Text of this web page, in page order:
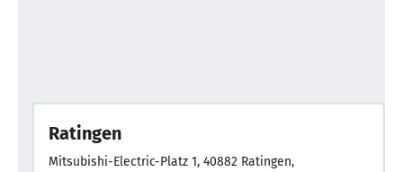
Ratingen
Mitsubishi-Electric-Platz 1, 40882 Ratingen,